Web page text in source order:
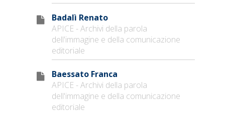
Badalì Renato
APICE - Archivi della parola
dell'immagine e della comunicazione
editoriale
Baessato Franca
APICE - Archivi della parola
dell'immagine e della comunicazione
editoriale